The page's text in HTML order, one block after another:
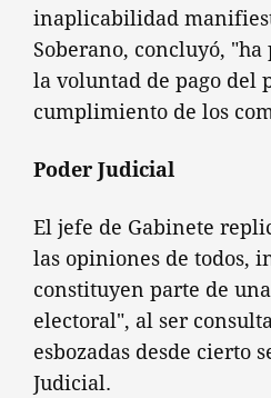
inaplicabilidad
Soberano, concluyó,
la voluntad de pago del
cumplimiento de los
Poder Judicial
El jefe de Gabinete
las opiniones de todos,
constituyen parte de
electoral", al ser
esbozadas desde cierto
Judicial.